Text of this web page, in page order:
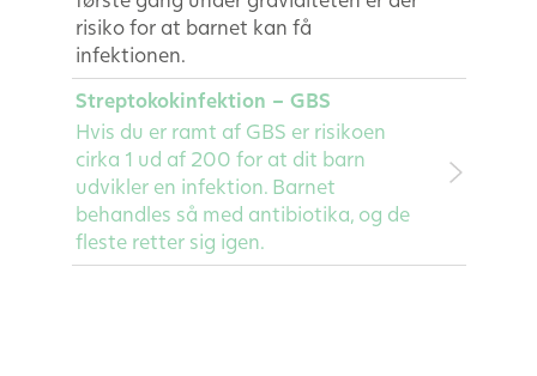
risiko for at barnet kan få
infektionen.
Streptokokinfektion – GBS
Hvis du er ramt af GBS er risikoen
cirka 1 ud af 200 for at dit barn
udvikler en infektion. Barnet
behandles så med antibiotika, og de
fleste retter sig igen.